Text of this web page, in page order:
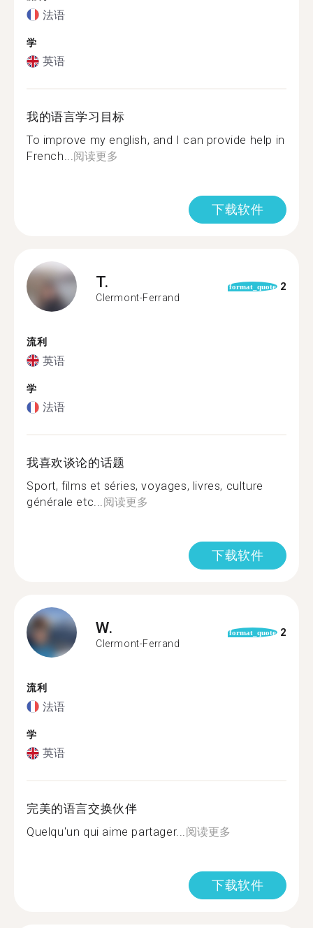
法语
学
英语
我的语言学习目标
To improve my english, and I can provide help in
French...阅读更多
下载软件
T.
Clermont-Ferrand
format_quote 2
流利
英语
学
法语
我喜欢谈论的话题
Sport, films et séries, voyages, livres, culture
générale etc...阅读更多
下载软件
W.
Clermont-Ferrand
format_quote 2
流利
法语
学
英语
完美的语言交换伙伴
Quelqu'un qui aime partager...阅读更多
下载软件